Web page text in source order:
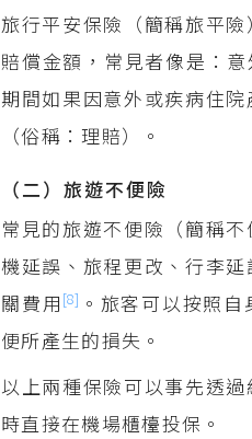
旅行平安保險（簡稱旅平
賠償金額，常見者像是：
期間如果因意外或疾病住
（俗稱：理賠）。
（二）旅遊不便險
常見的旅遊不便險（簡稱
機延誤、旅程更改、行李
關費用 [8] 。旅客可以按照
便所產生的損失。
以上兩種保險可以事先透
時直接在機場櫃檯投保。